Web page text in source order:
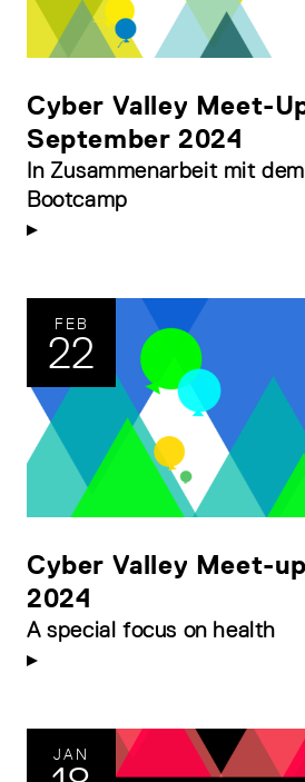
Cyber Valley Meet-
September 2024
In Zusammenarbeit mit
Bootcamp
FEB
22
Cyber Valley Meet-
2024
A special focus on health
JAN